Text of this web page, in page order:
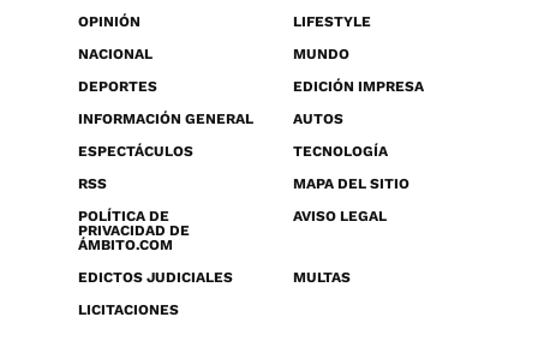
OPINIÓN
LIFESTYLE
NACIONAL
MUNDO
DEPORTES
EDICIÓN IMPRESA
INFORMACIÓN GENERAL
AUTOS
ESPECTÁCULOS
TECNOLOGÍA
RSS
MAPA DEL SITIO
POLÍTICA DE
PRIVACIDAD DE
ÁMBITO.COM
AVISO LEGAL
EDICTOS JUDICIALES
MULTAS
LICITACIONES